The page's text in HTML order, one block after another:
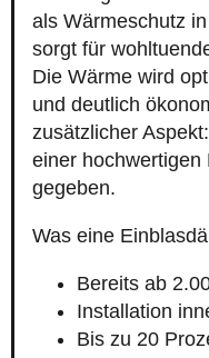
als Wärmeschutz
sorgt für
Die Wärme wird
und deutlich
zusätzlicher
einer hochwertigen
gegeben.
Was eine
Bereits ab
Installation
Bis zu 20